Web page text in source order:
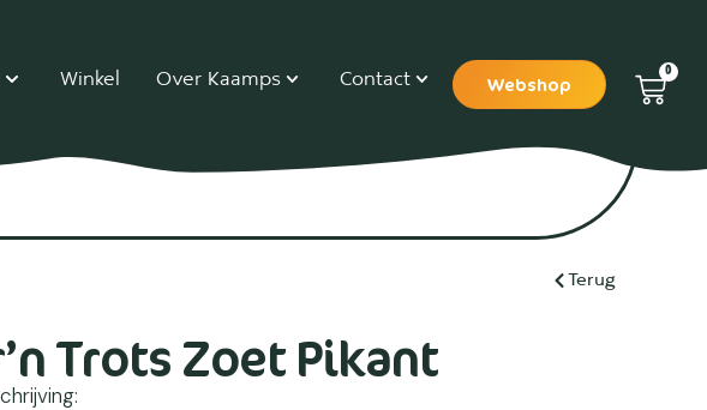
Winkel Over Kaamps Contact Webshop
0
Terug
Trots Zoet Pikant